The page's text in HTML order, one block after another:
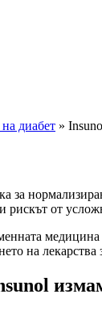
диабет »
за
рискът от
медицина
на